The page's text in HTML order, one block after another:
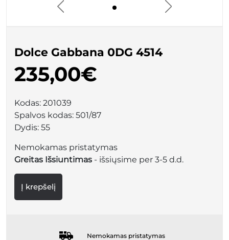
Dolce Gabbana 0DG 4514
235,00€
Kodas: 201039
Spalvos kodas: 501/87
Dydis: 55
Nemokamas pristatymas
Greitas Išsiuntimas - išsiųsime per 3-5 d.d.
Į krepšelį
Nemokamas pristatymas